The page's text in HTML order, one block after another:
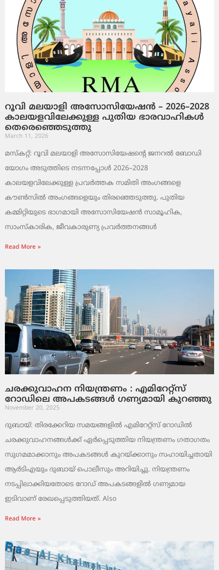
റൂവി മലയാളി അസോസിയേഷൻ – 2026–2028
കാലയളവിലേക്കുള്ള പുതിയ ഭാരവാഹികൾ
തെരെഞ്ഞെടുത്തു
March 11, 2026
മസ്കറ്റ്: റൂവി മലയാളി അസോസിയേഷന്റെ ജനറൽ ബോഡി
യോഗം അടുത്തിടെ നടന്നപ്പോൾ 2026–2028
കാലയളവിലേക്കുള്ള പ്രവർത്തക സമിതി അംഗങ്ങളെ
കൗൺസിൽ അംഗങ്ങളെയും തിരഞ്ഞെടുത്തു. പുതിയ
കമ്മിറ്റിയുടെ ഭാഗമായി അസോസിയേഷൻ സാമൂഹിക,
സാംസ്‌കാരിക, ജീവകാരുണ്യ പ്രവർത്തനങ്ങൾ
Read More »
ചരക്കുവാഹന നിയന്ത്രണം : എമിറേറ്റ്സ്
റോഡിലെ അപകടങ്ങൾ ഗണ്യമായി കുറഞ്ഞു
November 20, 2025
ദുബായ്: തിരക്കേറിയ സമയങ്ങളിൽ എമിറേറ്റ്സ് റോഡിൽ
ചരക്കുവാഹനങ്ങൾക്ക് ഏർപ്പെടുത്തിയ നിയന്ത്രണം ഗതാഗതം
സുഗമമാക്കാനും അപകടങ്ങൾ കുറയ്ക്കാനും സഹായിച്ചതായി
ആർടിഎയും ദുബായ് പൊലീസും അറിയിച്ചു. നിയന്ത്രണം
നടപ്പിലാക്കിയതോടെ റോഡ് അപകടങ്ങളിൽ ഗണ്യമായ
ഇടിവാണ് രേഖപ്പെടുത്തിയത്. Also
Read More »